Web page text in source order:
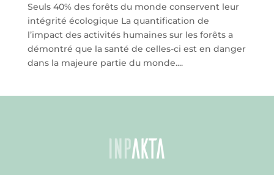
Seuls 40% des forêts du monde conservent leur
intégrité écologique La quantification de
l’impact des activités humaines sur les forêts a
démontré que la santé de celles-ci est en danger
dans la majeure partie du monde....